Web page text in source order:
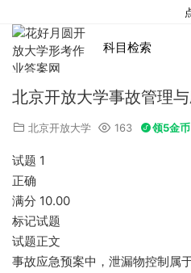
科目检索
北京开放大学事故管理
北京开放大学 163 领5金币
试题 1
正确
满分 10.00
标记试题
试题正文
事故应急预案中，泄漏物控制属